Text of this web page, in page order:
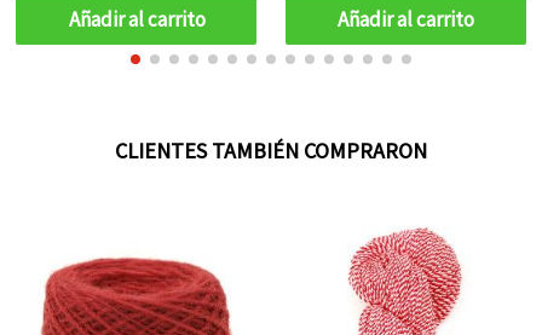
Añadir al carrito Añadir al carrito
CLIENTES TAMBIÉN COMPRARON